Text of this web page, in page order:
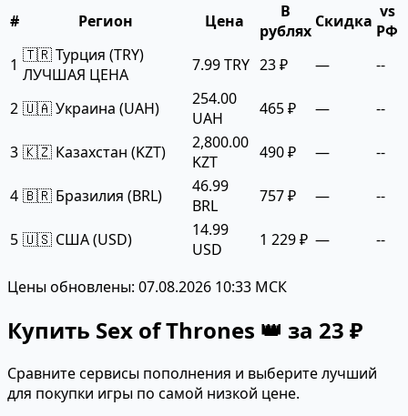
#
Регион Цена
В
рублях Скидка vs
РФ
1 🇹🇷 Турция (TRY)
ЛУЧШАЯ ЦЕНА
7.99 TRY 23 ₽ — --
2 🇺🇦 Украина (UAH)
254.00
UAH
465 ₽ — --
3 🇰🇿 Казахстан (KZT)
2,800.00
KZT
490 ₽ — --
4 🇧🇷 Бразилия (BRL)
46.99
BRL
757 ₽ — --
5 🇺🇸 США (USD)
14.99
USD
1 229 ₽ — --
Цены обновлены: 07.08.2026 10:33 МСК
Купить Sex of Thrones 👑 за 23 ₽
Сравните сервисы пополнения и выберите лучший
для покупки игры по самой низкой цене.